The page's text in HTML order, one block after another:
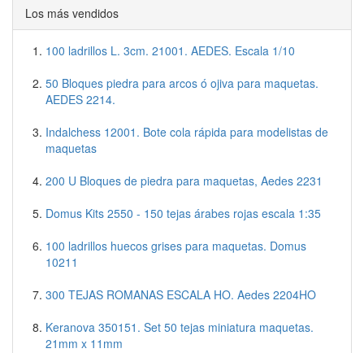
Los más vendidos
100 ladrillos L. 3cm. 21001. AEDES. Escala 1/10
50 Bloques piedra para arcos ó ojiva para maquetas.
AEDES 2214.
Indalchess 12001. Bote cola rápida para modelistas de
maquetas
200 U Bloques de piedra para maquetas, Aedes 2231
Domus Kits 2550 - 150 tejas árabes rojas escala 1:35
100 ladrillos huecos grises para maquetas. Domus
10211
300 TEJAS ROMANAS ESCALA HO. Aedes 2204HO
Keranova 350151. Set 50 tejas miniatura maquetas.
21mm x 11mm